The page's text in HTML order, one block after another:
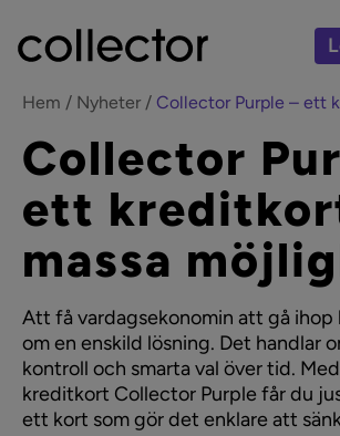
Hem Nyheter Collector Purple – ett
Collector
ett
massa
Att få vardagsekonomin att gå ihop
om en enskild lösning. Det handlar
kontroll och smarta val över tid.
kreditkort Collector Purple får du
ett kort som gör det enklare att